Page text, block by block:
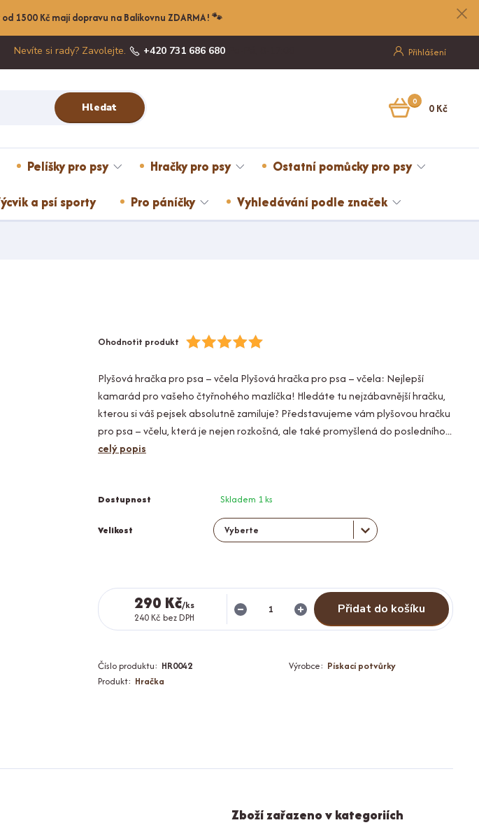
1500 Kč mají dopravu na Balíkovnu ZDARMA! 🐾
Přihlášení
Hledat
Nevíte si rady? Zavolejte. +420 731 686 680
0 0 Kč
Pelíšky pro psy Hračky pro psy Ostatní pomůcky pro psy
a psí sporty Pro páníčky Vyhledávání podle značek
Ohodnotit produkt
Plyšová hračka pro psa – včela Plyšová hračka pro psa – včela: Nejlepší
kamarád pro vašeho čtyřnohého mazlíčka! Hledáte tu nejzábavnější hračku,
kterou si váš pejsek absolutně zamiluje? Představujeme vám plyšovou hračku
pro psa – včelu, která je nejen rozkošná, ale také promyšlená do posledního...
celý popis
Dostupnost Skladem 1 ks
Velikost
290 Kč/ks
240 Kč bez DPH
Přidat do košíku
Číslo produktu: HR0042 Výrobce: Pískací potvůrky
Produkt: Hračka
Zboží zařazeno v kategoriích